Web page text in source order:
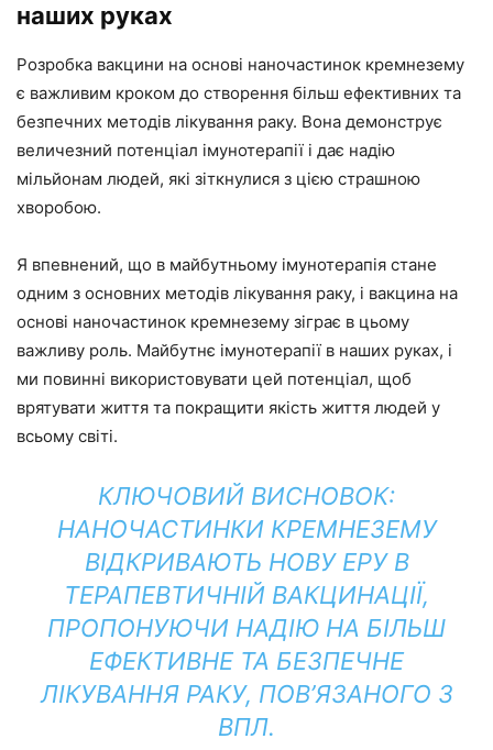
наших руках
Розробка вакцини на основі наночастинок кремнезему
є важливим кроком до створення більш ефективних та
безпечних методів лікування раку. Вона демонструє
величезний потенціал імунотерапії і дає надію
мільйонам людей, які зіткнулися з цією страшною
хворобою.
Я впевнений, що в майбутньому імунотерапія стане
одним з основних методів лікування раку, і вакцина на
основі наночастинок кремнезему зіграє в цьому
важливу роль. Майбутнє імунотерапії в наших руках, і
ми повинні використовувати цей потенціал, щоб
врятувати життя та покращити якість життя людей у
всьому світі.
КЛЮЧОВИЙ ВИСНОВОК:
НАНОЧАСТИНКИ КРЕМНЕЗЕМУ
ВІДКРИВАЮТЬ НОВУ ЕРУ В
ТЕРАПЕВТИЧНІЙ ВАКЦИНАЦІЇ,
ПРОПОНУЮЧИ НАДІЮ НА БІЛЬШ
ЕФЕКТИВНЕ ТА БЕЗПЕЧНЕ
ЛІКУВАННЯ РАКУ, ПОВ’ЯЗАНОГО З
ВПЛ.